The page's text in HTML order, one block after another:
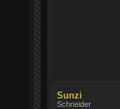
Sunzi
Schneider